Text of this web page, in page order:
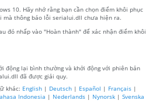
10. Hãy nhớ rằng bạn cần chọn điểm khôi phục
mà thông báo lỗi serialui.dll chưa hiện ra.
đó nhấp vào "Hoàn thành" để xác nhận điểm khôi
động lại bình thường và khởi động với phiên bản
đã được giải quy.
khác: English | Deutsch | Español | Français |
Indonesia | Nederlands | Nynorsk | Svenska